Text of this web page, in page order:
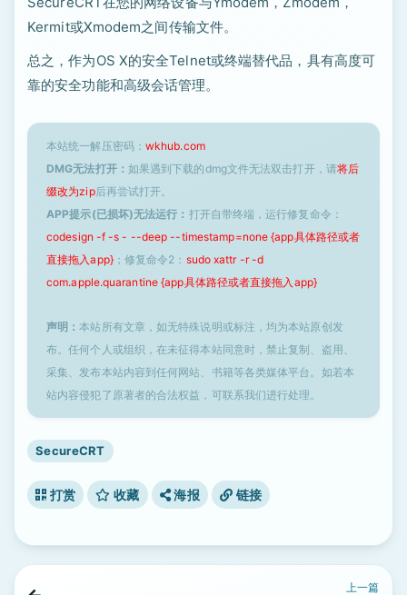
Kermit或Xmodem之间传输文件。
总之，作为OS X的安全Telnet或终端替代品，具有高度可
靠的安全功能和高级会话管理。
本站统一解压密码： wkhub.com
DMG无法打开： 如果遇到下载的dmg文件无法双击打开，请将后
缀改为zip后再尝试打开。
APP提示(已损坏)无法运行： 打开自带终端，运行修复命令：
codesign -f -s - --deep --timestamp=none {app具体路径或者
直接拖入app}；修复命令2： sudo xattr -r -d
com.apple.quarantine {app具体路径或者直接拖入app}
声明：本站所有文章，如无特殊说明或标注，均为本站原创发
布。任何个人或组织，在未征得本站同意时，禁止复制、盗用、
采集、发布本站内容到任何网站、书籍等各类媒体平台。如若本
站内容侵犯了原著者的合法权益，可联系我们进行处理。
SecureCRT
打赏 收藏 海报 链接
上一篇